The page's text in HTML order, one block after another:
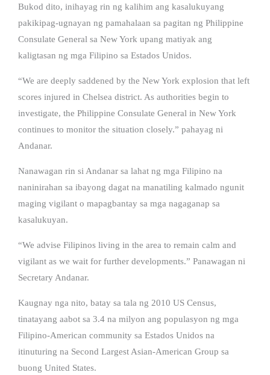
Bukod dito, inihayag rin ng kalihim ang kasalukuyang
pakikipag-ugnayan ng pamahalaan sa pagitan ng Philippine
Consulate General sa New York upang matiyak ang
kaligtasan ng mga Filipino sa Estados Unidos.
“We are deeply saddened by the New York explosion that left
scores injured in Chelsea district. As authorities begin to
investigate, the Philippine Consulate General in New York
continues to monitor the situation closely.” pahayag ni
Andanar.
Nanawagan rin si Andanar sa lahat ng mga Filipino na
naninirahan sa ibayong dagat na manatiling kalmado ngunit
maging vigilant o mapagbantay sa mga nagaganap sa
kasalukuyan.
“We advise Filipinos living in the area to remain calm and
vigilant as we wait for further developments.” Panawagan ni
Secretary Andanar.
Kaugnay nga nito, batay sa tala ng 2010 US Census,
tinatayang aabot sa 3.4 na milyon ang populasyon ng mga
Filipino-American community sa Estados Unidos na
itinuturing na Second Largest Asian-American Group sa
buong United States.